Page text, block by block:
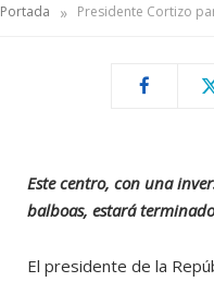
Portada »
Este centro, con una
balboas, estará
El presidente de la